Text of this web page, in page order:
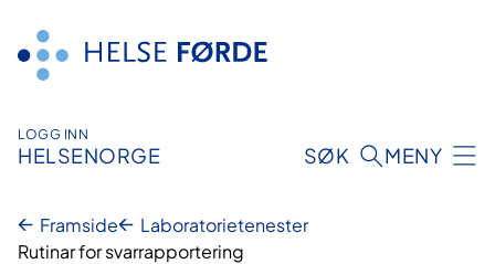
innhald
LOGG INN
HELSENORGE SØK MENY
Framside
Laboratorietenester
Rutinar for svarrapportering